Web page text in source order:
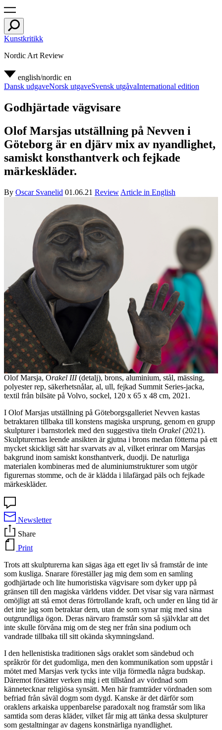
Kunstkritikk
Nordic Art Review
english/nordic en
Dansk udgaveNorsk utgaveSvensk utgåvaInternational edition
Godhjärtade vägvisare
Olof Marsjas utställning på Nevven i
Göteborg är en djärv mix av nyandlighet,
samiskt konsthantverk och fejkade
märkeskläder.
By Oscar Svanelid 01.06.21 Review Article in English
Olof Marsja, Orakel III(detalj), brons, aluminium, stål, mässing,
polyester rep, säkerhetsnålar, al, ull, fejkad Summit Series-jacka,
textil från bilsäte på Volvo, sockel, 120 x 65 x 48 cm, 2021.
I Olof Marsjas utställning på Göteborgsgalleriet Nevven kastas
betraktaren tillbaka till konstens magiska ursprung, genom en grupp
skulpturer i barnstorlek med den suggestiva titeln Orakel (2021).
Skulpturernas leende ansikten är gjutna i brons medan fötterna på ett
mycket skickligt sätt har svarvats av al, vilket erinrar om Marsjas
bakgrund inom samiskt konsthantverk, duodji. De naturliga
materialen kombineras med de aluminiumstrukturer som utgör
figurernas stomme, och de är klädda i lilafärgad päls och fejkade
märkeskläder.
Newsletter
Share
Print
Trots att skulpturerna kan sägas äga ett eget liv så framstår de inte
som kusliga. Snarare föreställer jag mig dem som en samling
godhjärtade och lite humoristiska vägvisare som dyker upp på
gränsen till den magiska världens vidder. Det visar sig vara närmast
omöjligt att stå emot deras förtrollande kraft, och under en lång tid är
det inte jag som betraktar dem, utan de som synar mig med sina
outgrundliga ögon. Deras närvaro framstår som så självklar att det
inte skulle förvåna mig om de steg ner från sina podium och
vandrade tillbaka till sitt okända skymningsland.
I den hellenistiska traditionen sågs oraklet som sändebud och
språkrör för det gudomliga, men den kommunikation som uppstår i
mötet med Marsjas verk tycks inte vilja förmedla några budskap.
Däremot försätter verken mig i ett tillstånd av vördnad som
kännetecknar religiösa synsätt. Men här framträder vördnaden som
befriad från såväl dogm som dygd. Kanske är det därför som
oraklens arkaiska uppenbarelse paradoxalt nog framstår som lika
samtida som deras kläder, vilket får mig att tänka dessa skulpturer
som gestaltningar av dagens konstnärliga nyandlighet.